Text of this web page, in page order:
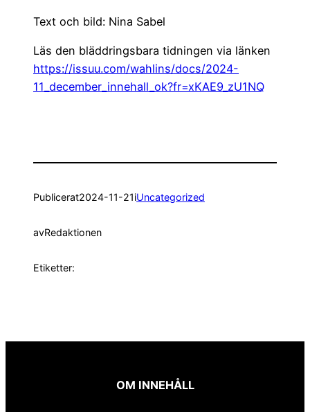
Text och bild: Nina Sabel
Läs den bläddringsbara tidningen via länken
https://issuu.com/wahlins/docs/2024-
11_december_innehall_ok?fr=xKAE9_zU1NQ
Publicerat2024-11-21iUncategorized
avRedaktionen
Etiketter:
OM INNEHÅLL